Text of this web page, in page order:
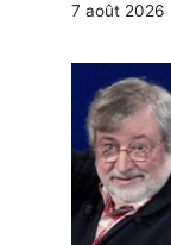
7 août 2026